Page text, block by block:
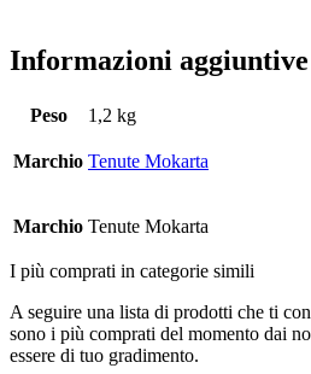
Informazioni aggiuntive
Peso 1,2 kg
Marchio Tenute Mokarta
Marchio Tenute Mokarta
I più comprati in categorie simili
A seguire una lista di prodotti che ti
sono i più comprati del momento dai
essere di tuo gradimento.